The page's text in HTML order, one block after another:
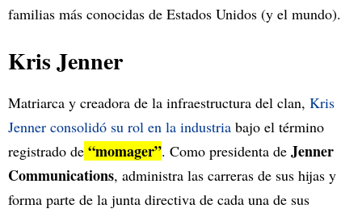
familias más conocidas de Estados Unidos (y el mundo).
Kris Jenner
Matriarca y creadora de la infraestructura del clan, Kris
Jenner consolidó su rol en la industria bajo el término
registrado de “momager”. Como presidenta de Jenner
Communications, administra las carreras de sus hijas y
forma parte de la junta directiva de cada una de sus